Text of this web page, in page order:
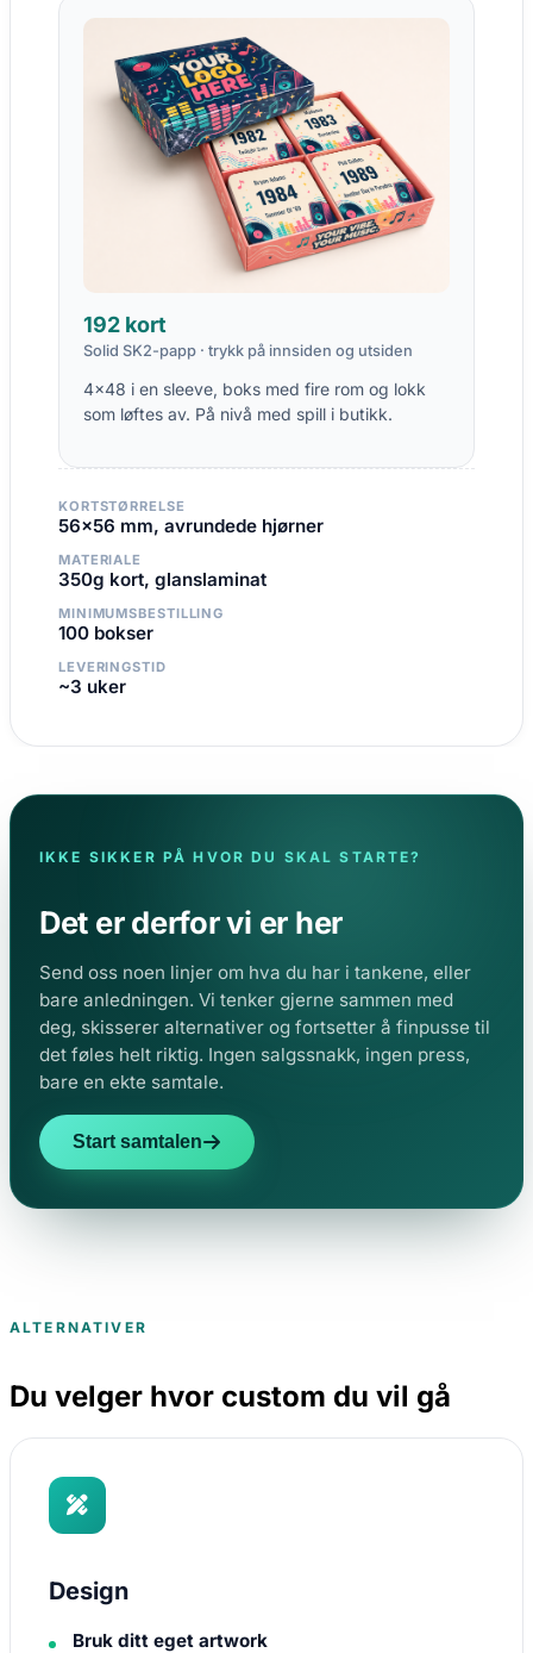
192 kort
Solid SK2-papp · trykk på innsiden og utsiden
4×48 i en sleeve, boks med fire rom og lokk
som løftes av. På nivå med spill i butikk.
KORTSTØRRELSE
56×56 mm, avrundede hjørner
MATERIALE
350g kort, glanslaminat
MINIMUMSBESTILLING
100 bokser
LEVERINGSTID
~3 uker
IKKE SIKKER PÅ HVOR DU SKAL STARTE?
Det er derfor vi er her
Send oss noen linjer om hva du har i tankene, eller
bare anledningen. Vi tenker gjerne sammen med
deg, skisserer alternativer og fortsetter å finpusse til
det føles helt riktig. Ingen salgssnakk, ingen press,
bare en ekte samtale.
Start samtalen
ALTERNATIVER
Du velger hvor custom du vil gå
Design
Bruk ditt eget artwork